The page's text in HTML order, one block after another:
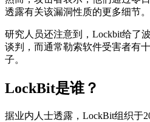
透露有关该漏洞性质的更多细节。
研究人员还注意到，Lockbit给了
谈判，而通常勒索软件受害者有
子。
LockBit是谁？
据业内人士透露，LockBit组织于